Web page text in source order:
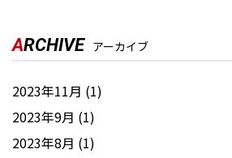
ARCHIVE アーカイブ
2023年11月 (1)
2023年9月 (1)
2023年8月 (1)